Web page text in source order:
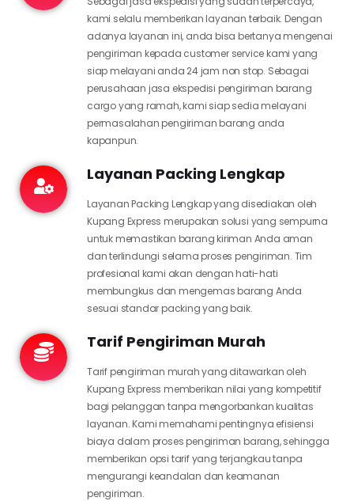
kami selalu memberikan layanan terbaik. Dengan
adanya layanan ini, anda bisa bertanya mengenai
pengiriman kepada customer service kami yang
siap melayani anda 24 jam non stop. Sebagai
perusahaan jasa ekspedisi pengiriman barang
cargo yang ramah, kami siap sedia melayani
permasalahan pengiriman barang anda
kapanpun.
Layanan Packing Lengkap
Layanan Packing Lengkap yang disediakan oleh
Kupang Express merupakan solusi yang sempurna
untuk memastikan barang kiriman Anda aman
dan terlindungi selama proses pengiriman. Tim
profesional kami akan dengan hati-hati
membungkus dan mengemas barang Anda
sesuai standar packing yang baik.
Tarif Pengiriman Murah
Tarif pengiriman murah yang ditawarkan oleh
Kupang Express memberikan nilai yang kompetitif
bagi pelanggan tanpa mengorbankan kualitas
layanan. Kami memahami pentingnya efisiensi
biaya dalam proses pengiriman barang, sehingga
memberikan opsi tarif yang terjangkau tanpa
mengurangi keandalan dan keamanan
pengiriman.